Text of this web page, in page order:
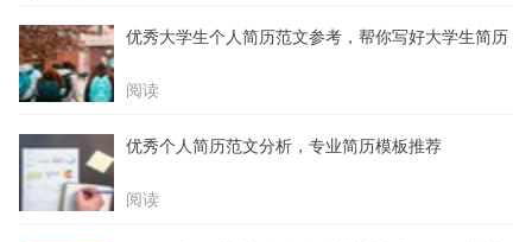
优秀大学生个人简历范文参考，帮你写好大学生简历
阅读
优秀个人简历范文分析，专业简历模板推荐
阅读